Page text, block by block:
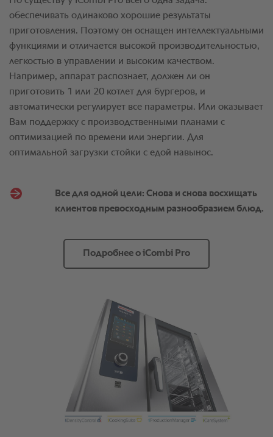
Все для одной цели: Снова и снова восхищать
клиентов превосходным разнообразием блюд.
Подробнее о iCombi Pro